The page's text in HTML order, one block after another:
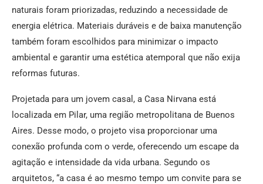
naturais foram priorizadas, reduzindo a necessidade de
energia elétrica. Materiais duráveis e de baixa manutenção
também foram escolhidos para minimizar o impacto
ambiental e garantir uma estética atemporal que não exija
reformas futuras.
Projetada para um jovem casal, a Casa Nirvana está
localizada em Pilar, uma região metropolitana de Buenos
Aires. Desse modo, o projeto visa proporcionar uma
conexão profunda com o verde, oferecendo um escape da
agitação e intensidade da vida urbana. Segundo os
arquitetos, “a casa é ao mesmo tempo um convite para se